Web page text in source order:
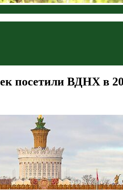
посетили ВДНХ в